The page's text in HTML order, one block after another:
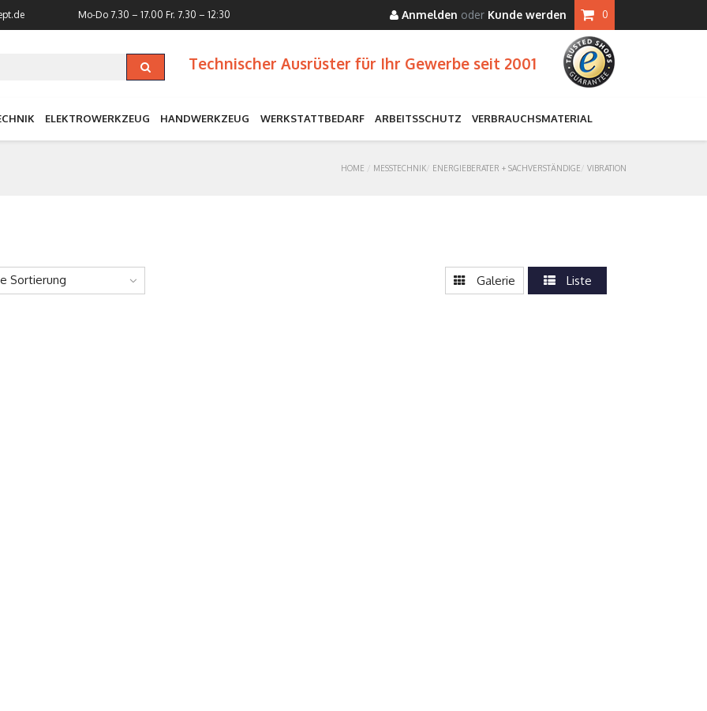
Mo-Do 7.30 – 17.00 Fr. 7.30 – 12:30 Anmelden oder Kunde werden 0
Technischer Ausrüster für Ihr Gewerbe seit 2001
ELEKTROWERKZEUG HANDWERKZEUG WERKSTATTBEDARF ARBEITSSCHUTZ VERBRAUCHSMATERIAL
HOME MESSTECHNIK ENERGIEBERATER + SACHVERSTÄNDIGE VIBRATION
Sortierung Galerie Liste